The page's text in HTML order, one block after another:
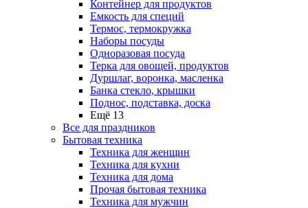
Контейнер для продуктов
Емкость для специй
Термос, термокружка
Наборы посуды
Одноразовая посуда
Терка для овощей, продуктов
Дуршлаг, воронка, масленка
Банка стекло, крышки
Поднос, подставка, доска
Ещё 13
Все для праздников
Бытовая техника
Техника для женщин
Техника для кухни
Техника для дома
Прочая бытовая техника
Техника для мужчин